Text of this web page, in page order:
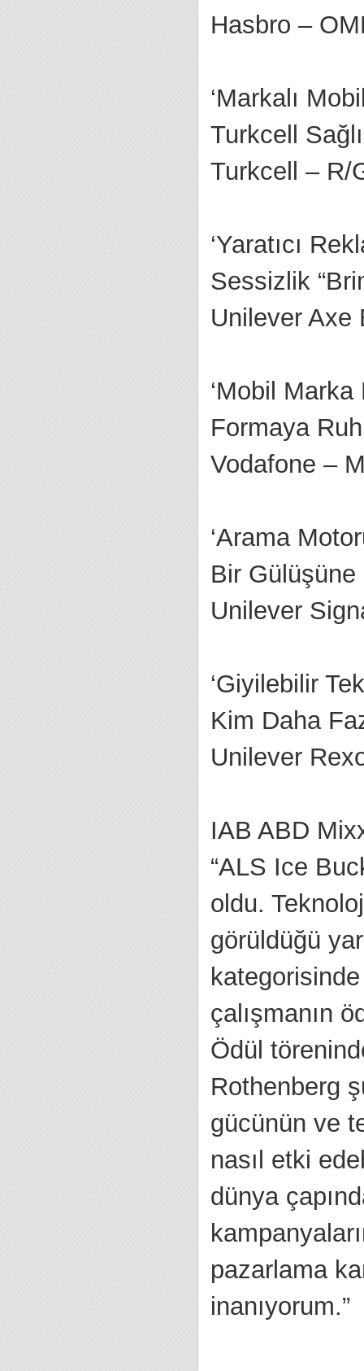
Hasbro –
‘Markalı
Turkcell
Turkcell – R/
‘Yaratıcı
Sessizlik
Unilever Axe
‘Mobil
Formaya
Vodafone –
‘Arama
Bir Gülüşüne
Unilever
‘Giyilebilir
Kim Daha
Unilever
IAB ABD
“ALS Ice
oldu.
görüldüğü
çalışmanın
Ödül
Rothenberg
gücünün ve
nasıl etki
dünya
pazarlama
inanıyorum.”